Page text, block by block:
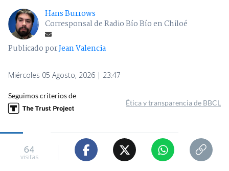
Hans Burrows
Corresponsal de Radio Bío Bío en Chiloé
Publicado porJean Valencia
Miércoles 05 Agosto, 2026 | 23:47
Seguimos criterios de
Ética y transparencia de BBCL
64
visitas